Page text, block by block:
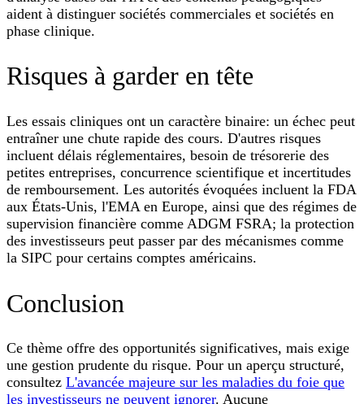
aident à distinguer sociétés commerciales et sociétés en
phase clinique.
Risques à garder en tête
Les essais cliniques ont un caractère binaire: un échec peut
entraîner une chute rapide des cours. D'autres risques
incluent délais réglementaires, besoin de trésorerie des
petites entreprises, concurrence scientifique et incertitudes
de remboursement. Les autorités évoquées incluent la FDA
aux États-Unis, l'EMA en Europe, ainsi que des régimes de
supervision financière comme ADGM FSRA; la protection
des investisseurs peut passer par des mécanismes comme
la SIPC pour certains comptes américains.
Conclusion
Ce thème offre des opportunités significatives, mais exige
une gestion prudente du risque. Pour un aperçu structuré,
consultez L'avancée majeure sur les maladies du foie que
les investisseurs ne peuvent ignorer. Aucune